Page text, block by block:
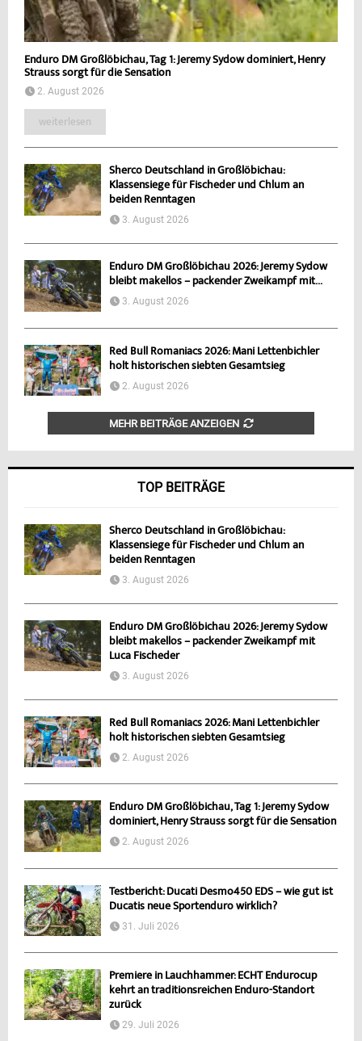
Enduro DM Großlöbichau, Tag 1: Jeremy Sydow dominiert, Henry
Strauss sorgt für die Sensation
2. August 2026
weiterlesen
Sherco Deutschland in Großlöbichau:
Klassensiege für Fischeder und Chlum an
beiden Renntagen
3. August 2026
Enduro DM Großlöbichau 2026: Jeremy Sydow
bleibt makellos – packender Zweikampf mit...
3. August 2026
Red Bull Romaniacs 2026: Mani Lettenbichler
holt historischen siebten Gesamtsieg
2. August 2026
MEHR BEITRÄGE ANZEIGEN
TOP BEITRÄGE
Sherco Deutschland in Großlöbichau:
Klassensiege für Fischeder und Chlum an
beiden Renntagen
3. August 2026
Enduro DM Großlöbichau 2026: Jeremy Sydow
bleibt makellos – packender Zweikampf mit
Luca Fischeder
3. August 2026
Red Bull Romaniacs 2026: Mani Lettenbichler
holt historischen siebten Gesamtsieg
2. August 2026
Enduro DM Großlöbichau, Tag 1: Jeremy Sydow
dominiert, Henry Strauss sorgt für die Sensation
2. August 2026
Testbericht: Ducati Desmo450 EDS – wie gut ist
Ducatis neue Sportenduro wirklich?
31. Juli 2026
Premiere in Lauchhammer: ECHT Endurocup
kehrt an traditionsreichen Enduro-Standort
zurück
29. Juli 2026